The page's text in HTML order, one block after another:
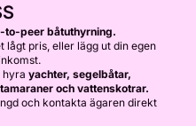
to-peer båtuthyrning.
pris, eller lägg ut din egen
hyra yachter, segelbåtar,
och vattenskotrar.
och kontakta ägaren direkt